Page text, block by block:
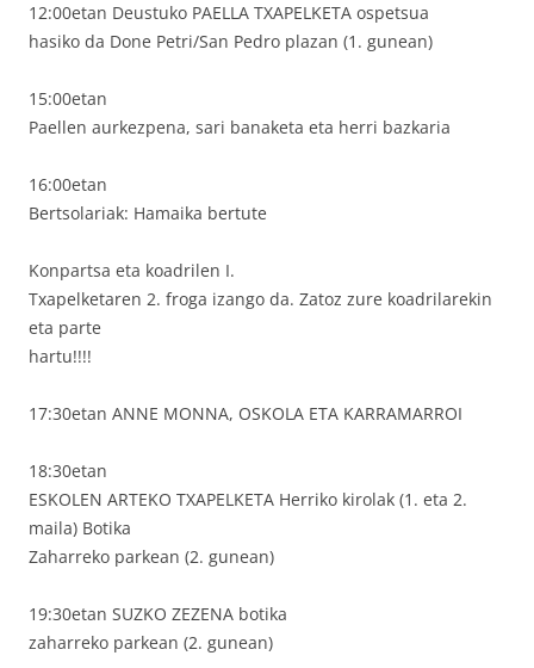
12:00etan Deustuko PAELLA TXAPELKETA ospetsua
hasiko da Done Petri/San Pedro plazan (1. gunean)
15:00etan
Paellen aurkezpena, sari banaketa eta herri bazkaria
16:00etan
Bertsolariak: Hamaika bertute
Konpartsa eta koadrilen I.
Txapelketaren 2. froga izango da. Zatoz zure koadrilarekin
eta parte
hartu!!!!
17:30etan ANNE MONNA, OSKOLA ETA KARRAMARROI
18:30etan
ESKOLEN ARTEKO TXAPELKETA Herriko kirolak (1. eta 2.
maila) Botika
Zaharreko parkean (2. gunean)
19:30etan SUZKO ZEZENA botika
zaharreko parkean (2. gunean)